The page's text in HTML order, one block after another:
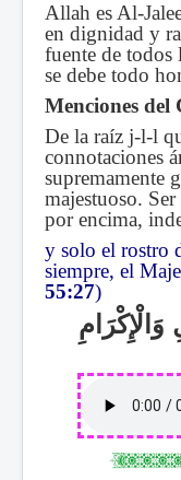
Allah es Al-
en dignidad y
fuente de todos
se debe todo
Menciones
De la raíz j-l-l
connotaciones
supremamente
majestuoso.
por encima,
y solo el rostro
siempre, el
55:27)